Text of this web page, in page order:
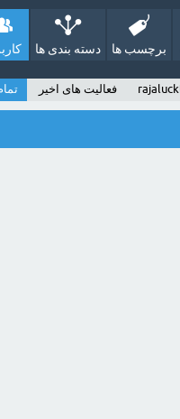
برچسب ها دسته بندی ها
فعالیت های اخیر